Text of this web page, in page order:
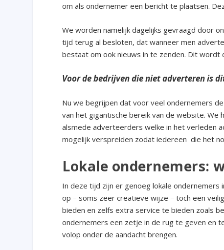
om als ondernemer een bericht te plaatsen.
We worden namelijk dagelijks gevraagd door
tijd terug al besloten, dat wanneer men
bestaat om ook nieuws in te zenden. Dit
Voor de bedrijven die niet adverteren is
Nu we begrijpen dat voor veel ondernemers
van het gigantische bereik van de website.
alsmede adverteerders welke in het verleden
mogelijk verspreiden zodat iedereen die het
Lokale ondernemers:
In deze tijd zijn er genoeg lokale
op – soms zeer creatieve wijze – toch een
bieden en zelfs extra service te bieden zoals
ondernemers een zetje in de rug te geven en
volop onder de aandacht brengen.